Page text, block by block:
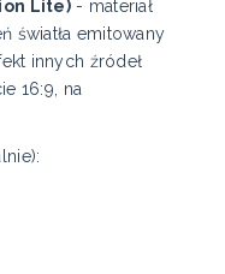
Lite)- materiał
światła emitowany
innych źródeł
16:9, na